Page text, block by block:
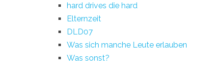
hard drives die hard
Elternzeit
DLD07
Was sich manche Leute erlauben
Was sonst?